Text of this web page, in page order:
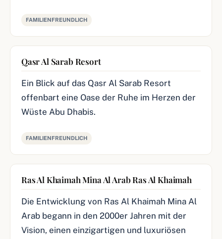
FAMILIENFREUNDLICH
Qasr Al Sarab Resort
Ein Blick auf das Qasr Al Sarab Resort
offenbart eine Oase der Ruhe im Herzen der
Wüste Abu Dhabis.
FAMILIENFREUNDLICH
Ras Al Khaimah Mina Al Arab Ras Al Khaimah
Die Entwicklung von Ras Al Khaimah Mina Al
Arab begann in den 2000er Jahren mit der
Vision, einen einzigartigen und luxuriösen